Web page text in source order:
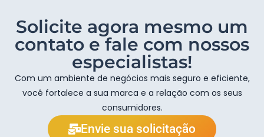
Solicite agora mesmo um
contato e fale com nossos
especialistas!
Com um ambiente de negócios mais seguro e eficiente,
você fortalece a sua marca e a relação com os seus
consumidores.
Envie sua solicitação